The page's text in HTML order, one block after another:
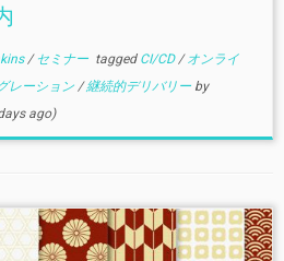
/ セミナー tagged CI/CD/オンライ
レーション /継続的デリバリー by
ago)